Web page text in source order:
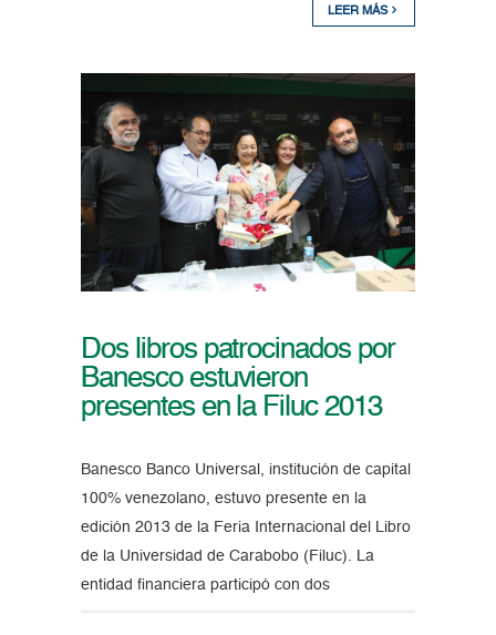
LEER MÁS
Dos libros patrocinados por
Banesco estuvieron
presentes en la Filuc 2013
Banesco Banco Universal, institución de capital
100% venezolano, estuvo presente en la
edición 2013 de la Feria Internacional del Libro
de la Universidad de Carabobo (Filuc). La
entidad financiera participó con dos